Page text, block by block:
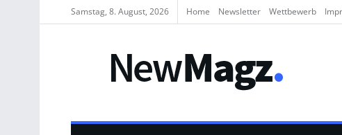
Samstag, 8. August, 2026 Home Newsletter Wettbewerb